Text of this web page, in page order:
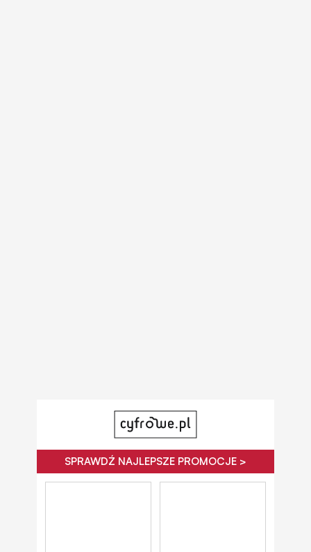
SPRAWDŹ NAJLEPSZE PROMOCJE >